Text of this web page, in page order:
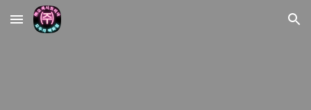
Skip to main content Skip to navigation